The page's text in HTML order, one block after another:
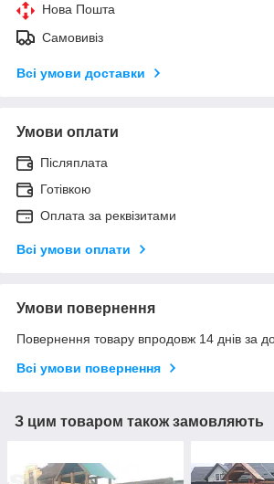
Нова Пошта
Самовивіз
Всі умови доставки
Умови оплати
Післяплата
Готівкою
Оплата за реквізитами
Всі умови оплати
Умови повернення
Повернення товару впродовж 14 днів за
Всі умови повернення
З цим товаром також замовляють